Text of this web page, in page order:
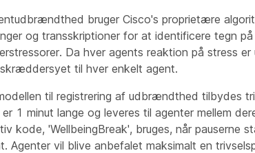
bruger Cisco's proprietære
og transskriptioner for at identificere tegn
Da hver agents reaktion på stress er
til hver enkelt agent.
til registrering af udbrændthed tilbydes
1 minut lange og leveres til agenter mellem
kode, 'WellbeingBreak', bruges, når pauserne
Agenter vil blive anbefalet maksimalt en